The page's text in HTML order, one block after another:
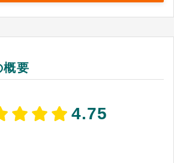
との仕掛原価を、リアルタイム
のExcel帳票として出力する処
れにより、管理者や部門間で最
概要
4.75